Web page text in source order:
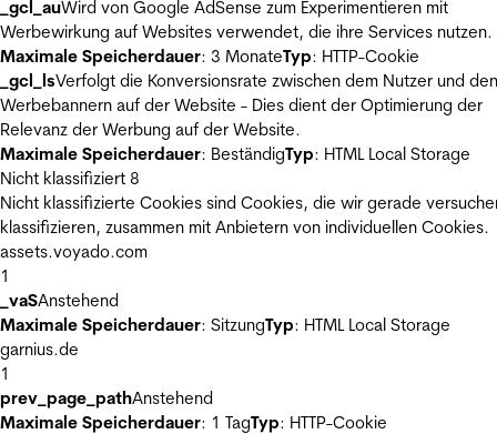
_gcl_auWird von Google AdSense zum Experimentieren mit
Werbewirkung auf Websites verwendet, die ihre Services nutzen.
Maximale Speicherdauer: 3 MonateTyp: HTTP-Cookie
_gcl_lsVerfolgt die Konversionsrate zwischen dem Nutzer und den
Werbebannern auf der Website - Dies dient der Optimierung der
Relevanz der Werbung auf der Website.
Maximale Speicherdauer: BeständigTyp: HTML Local Storage
Nicht klassifiziert 8
Nicht klassifizierte Cookies sind Cookies, die wir gerade
klassifizieren, zusammen mit Anbietern von individuellen Cookies.
assets.voyado.com
1
_vaSAnstehend
Maximale Speicherdauer: SitzungTyp: HTML Local Storage
garnius.de
1
prev_page_pathAnstehend
Maximale Speicherdauer: 1 TagTyp: HTTP-Cookie